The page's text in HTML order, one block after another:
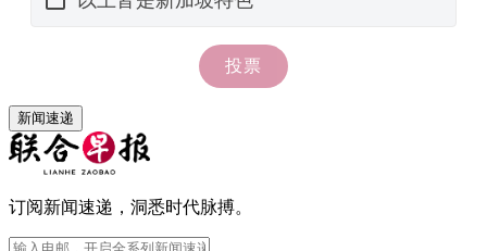
新闻速递
订阅新闻速递，洞悉时代脉搏。